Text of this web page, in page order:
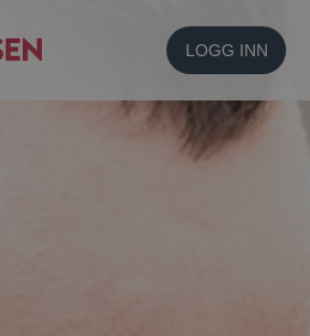
LOGG INN